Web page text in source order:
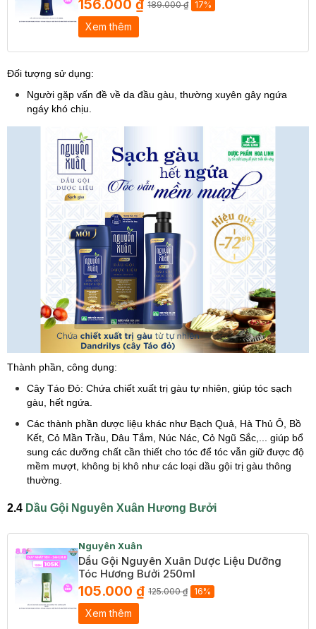
156.000 ₫ 189.000 ₫ 17%
Xem thêm
Đối tượng sử dụng:
Người gặp vấn đề về da đầu gàu, thường xuyên gây ngứa
ngáy khó chịu.
Thành phần, công dụng:
Cây Táo Đỏ: Chứa chiết xuất trị gàu tự nhiên, giúp tóc sạch
gàu, hết ngứa.
Các thành phần dược liệu khác như Bạch Quả, Hà Thủ Ô, Bồ
Kết, Cỏ Mần Trầu, Dâu Tắm, Núc Nác, Cỏ Ngũ Sắc,... giúp bổ
sung các dưỡng chất cần thiết cho tóc để tóc vẫn giữ được độ
mềm mượt, không bị khô như các loại dầu gội trị gàu thông
thường.
2.4 Dầu Gội Nguyên Xuân Hương Bưởi
Nguyên Xuân
Dầu Gội Nguyên Xuân Dược Liệu Dưỡng
Tóc Hương Bưởi 250ml
105.000 ₫ 125.000 ₫ 16%
Xem thêm